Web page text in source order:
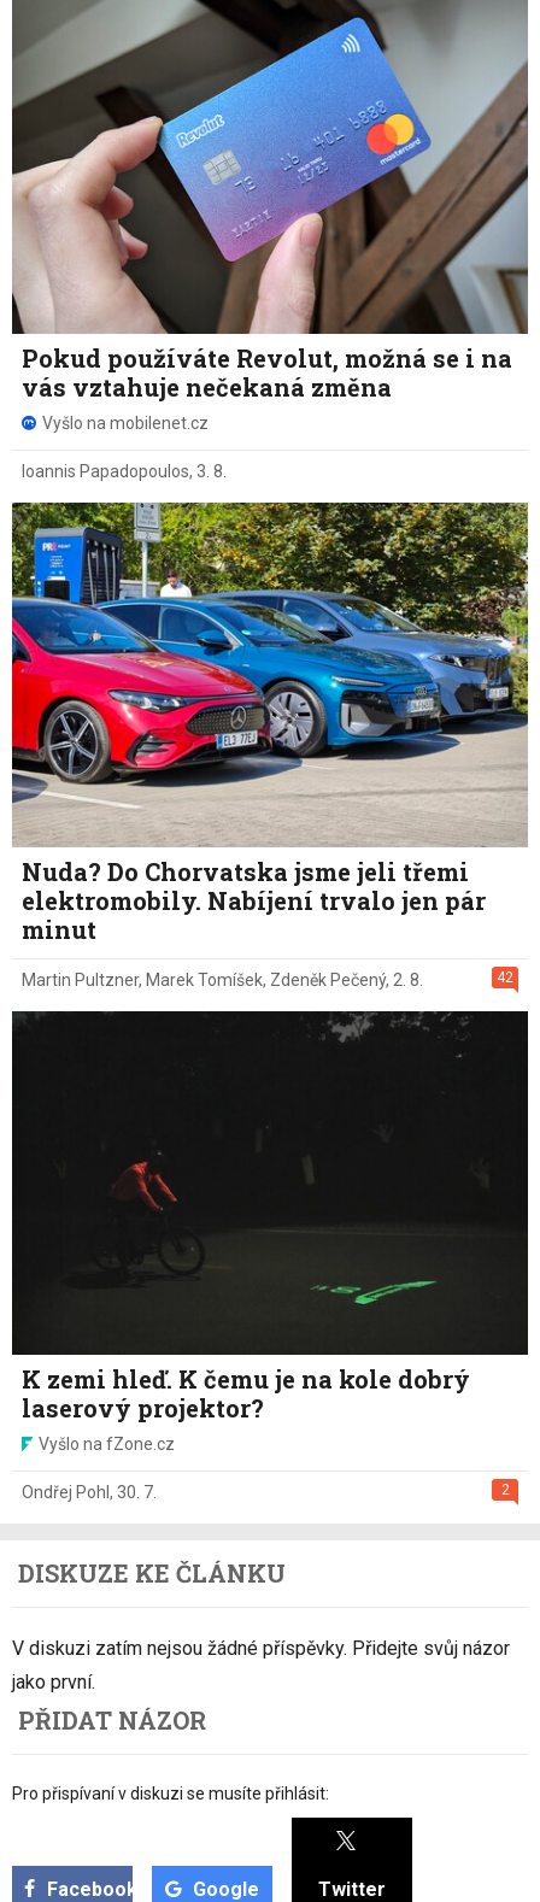
Pokud používáte Revolut, možná se i na
vás vztahuje nečekaná změna
Vyšlo na mobilenet.cz
Ioannis Papadopoulos, 3. 8.
Nuda? Do Chorvatska jsme jeli třemi
elektromobily. Nabíjení trvalo jen pár
minut
42
Martin Pultzner, Marek Tomíšek, Zdeněk Pečený, 2. 8.
K zemi hleď. K čemu je na kole dobrý
laserový projektor?
Vyšlo na fZone.cz
2
Ondřej Pohl , 30. 7.
DISKUZE KE ČLÁNKU
V diskuzi zatím nejsou žádné příspěvky. Přidejte svůj názor
jako první.
PŘIDAT NÁZOR
Pro přispívaní v diskuzi se musíte přihlásit:
Facebook Google Twitter